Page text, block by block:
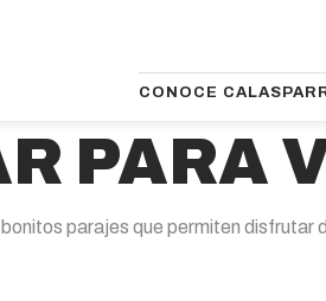
CONOCE
PARA
parajes que permiten